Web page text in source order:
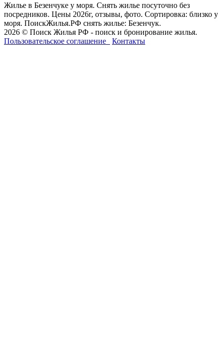
Жилье в Безенчуке у моря. Снять жилье посуточно без
посредников. Цены 2026г, отзывы, фото. Сортировка: близко у
моря. ПоискЖилья.РФ снять жилье: Безенчук.
2026 © Поиск Жилья РФ - поиск и бронирование жилья.
Пользовательское соглашение
Контакты